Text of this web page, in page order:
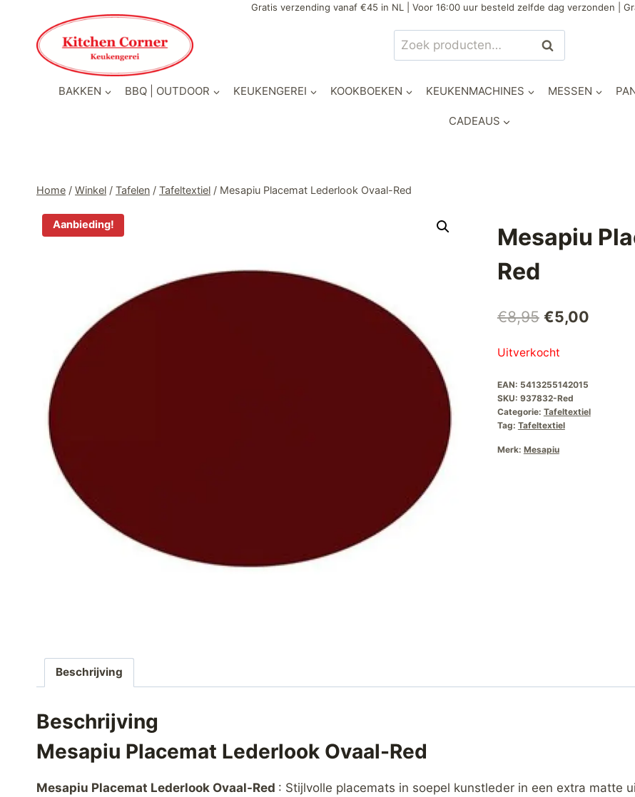
inhoud
Gratis verzending vanaf €45 in NL | Voor 16:00 uur besteld zelfde dag verzonden |
Zoeken
naar:
Zoeken
BAKKEN BBQ | OUTDOOR KEUKENGEREI KOOKBOEKEN KEUKENMACHINES MESSEN
CADEAUS
Home / Winkel / Tafelen / Tafeltextiel / Mesapiu Placemat Lederlook Ovaal-Red
Aanbieding!
Mesapiu
Red
€8,95
€8,95.
€5,00Huidige
Uitverkocht
EAN: 5413255142015
SKU: 937832-Red
Categorie: Tafeltextiel
Tag: Tafeltextiel
Merk: Mesapiu
Beschrijving
Beschrijving
Mesapiu Placemat Lederlook Ovaal-Red
Mesapiu Placemat Lederlook Ovaal-Red : Stijlvolle placemats in soepel kunstleder in een extra matte